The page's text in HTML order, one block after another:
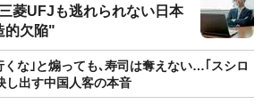
菱UFJも逃れられない日本
的欠陥"
くな｣と煽っても､寿司は奪えない…｢スシロ
し出す中国人客の本音